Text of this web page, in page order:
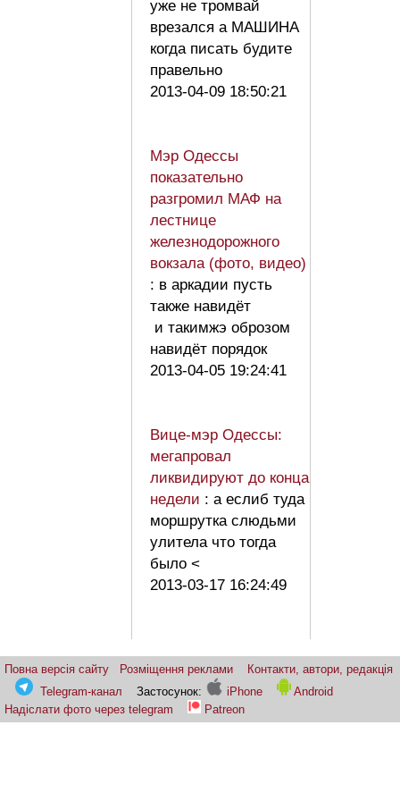
уже не тромвай
врезался а МАШИНА
когда писать будите
правельно
2013-04-09 18:50:21
Мэр Одессы
показательно
разгромил МАФ на
лестнице
железнодорожного
вокзала (фото, видео)
: в аркадии пусть
также навидёт
и такимжэ оброзом
навидёт порядок
2013-04-05 19:24:41
Вице-мэр Одессы:
мегапровал
ликвидируют до конца
недели : а еслиб туда
моршрутка слюдьми
улитела что тогда
было <
2013-03-17 16:24:49
Повна версія сайту Розміщення реклами
Контакти, автори, редакція
Telegram-канал
Застосунок: iPhone
Android
Надіслати фото через telegram
Patreon